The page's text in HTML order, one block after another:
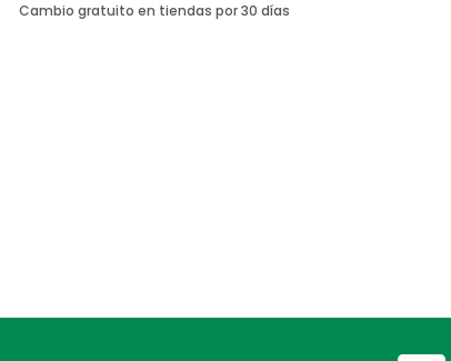
Cambio gratuito en tiendas por 30 días